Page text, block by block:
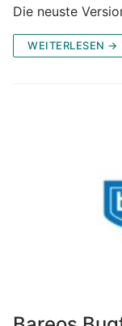
Die neuste
WEITERLESEN →